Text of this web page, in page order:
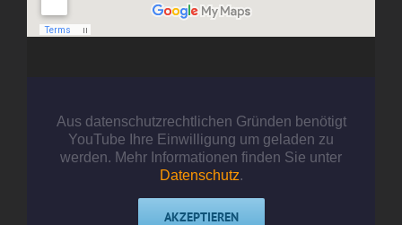
Aus datenschutzrechtlichen Gründen benötigt
YouTube Ihre Einwilligung um geladen zu
werden. Mehr Informationen finden Sie unter
Datenschutz.
AKZEPTIEREN